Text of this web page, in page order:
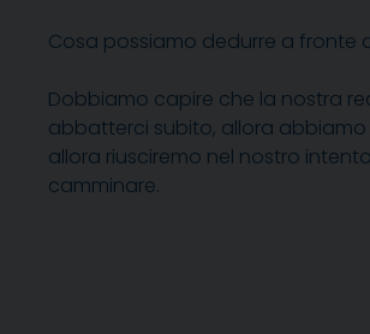
Cosa possiamo dedurre a fronte
Dobbiamo capire che la nostra
abbatterci subito, allora
allora riusciremo nel nostro
camminare.